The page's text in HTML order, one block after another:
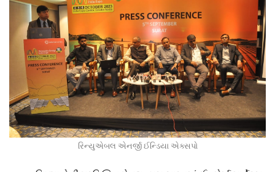
રિન્યુએબલ એનર્જી ઈન્ડિયા એક્સપો